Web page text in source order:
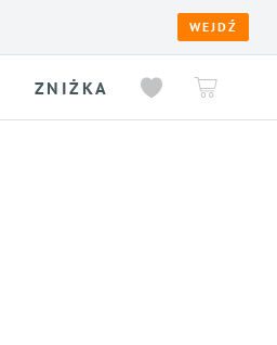
WEJDŹ
ZNIŻKA